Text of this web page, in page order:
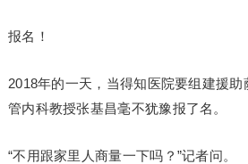
报名！
2018年的一天，当得知医院要组建援助
管内科教授张基昌毫不犹豫报了名。
“不用跟家里人商量一下吗？”记者问。